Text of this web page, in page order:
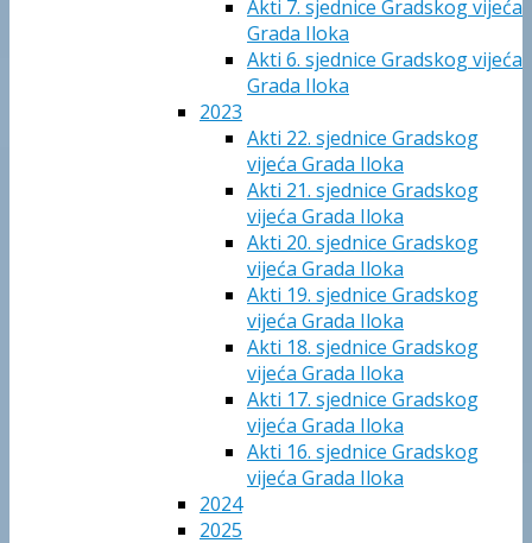
Akti 7. sjednice Gradskog vijeća
Grada Iloka
Akti 6. sjednice Gradskog vijeća
Grada Iloka
2023
Akti 22. sjednice Gradskog
vijeća Grada Iloka
Akti 21. sjednice Gradskog
vijeća Grada Iloka
Akti 20. sjednice Gradskog
vijeća Grada Iloka
Akti 19. sjednice Gradskog
vijeća Grada Iloka
Akti 18. sjednice Gradskog
vijeća Grada Iloka
Akti 17. sjednice Gradskog
vijeća Grada Iloka
Akti 16. sjednice Gradskog
vijeća Grada Iloka
2024
2025